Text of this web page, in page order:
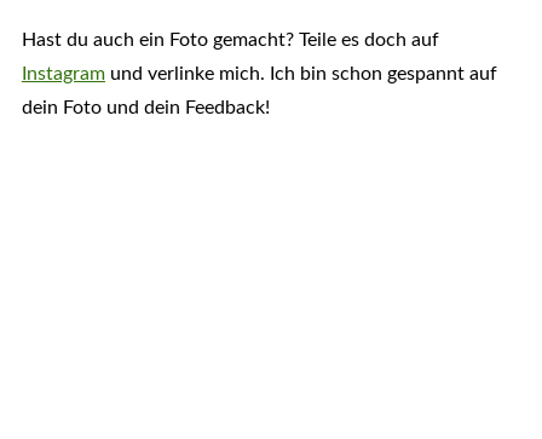
Hast du auch ein Foto gemacht? Teile es doch auf
Instagramund verlinke mich. Ich bin schon gespannt auf
dein Foto und dein Feedback!